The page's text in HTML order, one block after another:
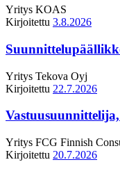
Yritys KOAS
Kirjoitettu 3.8.2026
Yritys Tekova Oyj
Kirjoitettu 22.7.2026
Yritys FCG Finnish
Kirjoitettu 20.7.2026